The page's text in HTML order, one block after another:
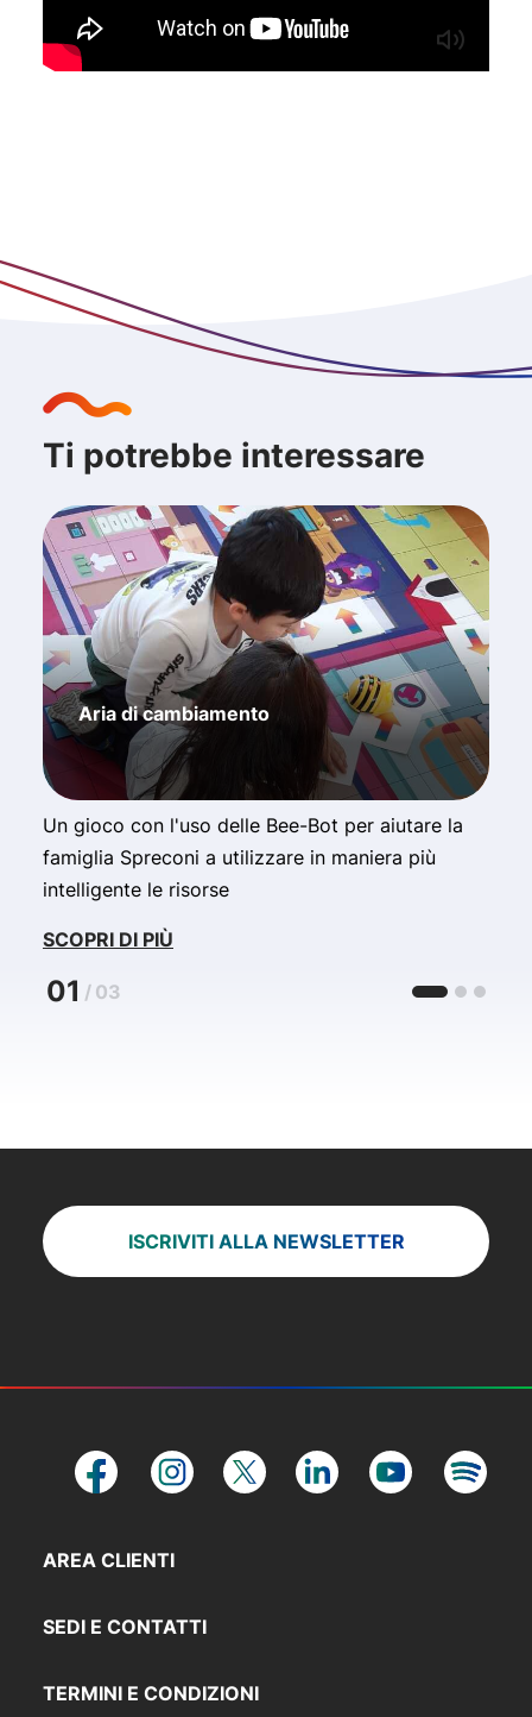
Ti potrebbe interessare
Aria di cambiamento
Un gioco con l'uso delle Bee-Bot per aiutare la
famiglia Spreconi a utilizzare in maniera più
intelligente le risorse
SCOPRI DI PIÙ
01 / 03
ISCRIVITI ALLA NEWSLETTER
AREA CLIENTI
SEDI E CONTATTI
TERMINI E CONDIZIONI